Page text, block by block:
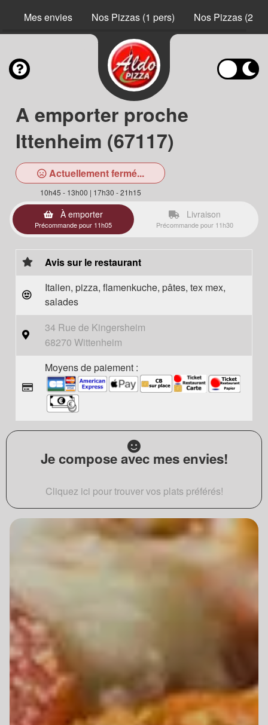
Mes envies Nos Pizzas (1 pers) Nos Pizzas (2
A emporter proche
Ittenheim (67117)
Actuellement fermé...
10h45 - 13h00 | 17h30 - 21h15
À emporter
Précommande pour 11h05
Livraison
Précommande pour 11h30
Avis sur le restaurant
Italien, pizza, flamenkuche, pâtes, tex mex,
salades
34 Rue de Kingersheim
68270 Wittenheim
Moyens de paiement :
Je compose avec mes envies!
Cliquez ici pour trouver vos plats préférés!